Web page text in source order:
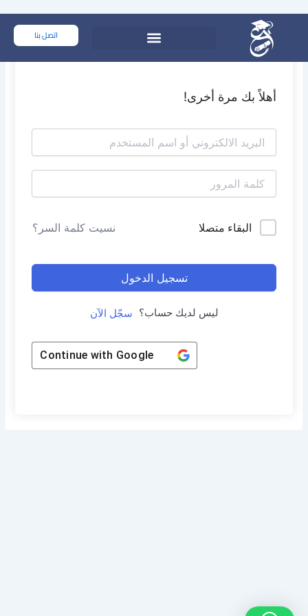
المحتوى
اتصل بنا
أهلاً بك مرة أخرى!
البقاء متصلا نسيت كلمة السر؟
تسجيل الدخول
ليس لديك حساب؟ سجّل الآن
Continue with Google